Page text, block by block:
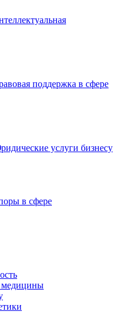
поддержка в сфере
услуги бизнесу
в сфере
медицины